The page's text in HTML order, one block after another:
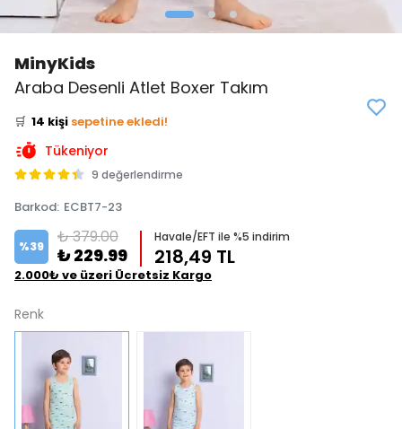
MinyKids
Araba Desenli Atlet Boxer Takım
👀 Şu an 3 kişi
inceliyor!
🛒 14 kişi sepetine ekledi!
✅ Bugün 8 adet
Tükeniyor
9 değerlendirme
Barkod: ECBT7-23
%39 ₺ 379.00
₺ 229.99
Havale/EFT ile %5 indirim
218,49 TL
2.000₺ ve üzeri Ücretsiz Kargo
Renk